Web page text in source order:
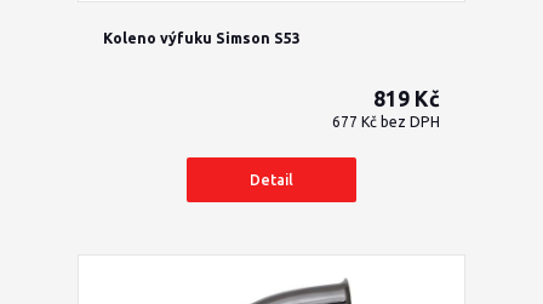
Koleno výfuku Simson S53
819 Kč
677 Kč bez DPH
Detail